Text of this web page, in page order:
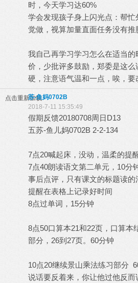
时，今天学习达60%
学会发现孩子身上闪光点：帮
觉做，视算加量直面任务没有推
我自己再学习学习怎么在适当
价，少批评多鼓励，郑委是这
硬，注意语气温和一点，唉，要
点击重新加载苏-鱼妈0702B
2018-7-11 15:35:49
假期反馈20180708周日D13
五苏-鱼儿妈0702B 2-2-134
7点20喊起床，没动，温柔的提
7点40朗读语文第二单元，10分
事后点评，只有课文的标题读的
提醒在表格上记录好时间
8点过单词，15分钟
8点50口算本21和22页，口算本
部分，26到27页。60分钟
10点20继续景山乘法练习部分
说话要反着来，你让他过他反